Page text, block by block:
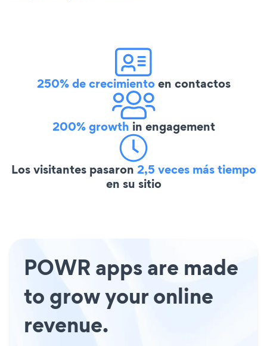
250% de crecimientoen contactos
200% growth in engagement
Los visitantes pasaron 2,5 veces más tiempo
en su sitio
POWR apps are made
to grow your online
revenue.